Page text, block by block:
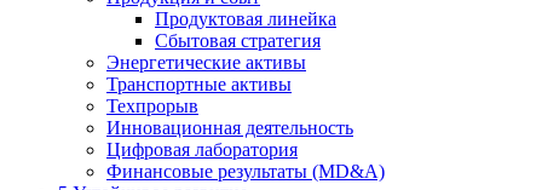
Продуктовая линейка
Сбытовая стратегия
Энергетические активы
Транспортные активы
Техпрорыв
Инновационная деятельность
Цифровая лаборатория
Финансовые результаты (MD&A)